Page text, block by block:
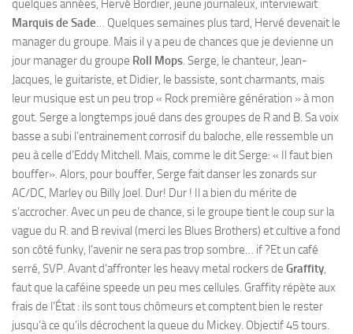
quelques années, Hervé Bordier, jeune journaleux, interviewait
Marquis de Sade… Quelques semaines plus tard, Hervé devenait le
manager du groupe. Mais il y a peu de chances que je devienne un
jour manager du groupe Roll Mops. Serge, le chanteur, Jean-
Jacques, le guitariste, et Didier, le bassiste, sont charmants, mais
leur musique est un peu trop « Rock première génération » à mon
gout. Serge a longtemps joué dans des groupes de R and B. Sa voix
basse a subi l’entrainement corrosif du baloche, elle ressemble un
peu à celle d’Eddy Mitchell. Mais, comme le dit Serge: « Il faut bien
bouffer». Alors, pour bouffer, Serge fait danser les zonards sur
AC/DC, Marley ou Billy Joel. Dur! Dur ! Il a bien du mérite de
s’accrocher. Avec un peu de chance, si le groupe tient le coup sur la
vague du R. and B revival (merci les Blues Brothers) et cultive a fond
son côté funky, l’avenir ne sera pas trop sombre… if ?Et un café
serré, SVP. Avant d’affronter les heavy metal rockers de Graffity,
faut que la caféine speede un peu mes cellules. Graffity répète aux
frais de l’État : ils sont tous chômeurs et comptent bien le rester
jusqu’à ce qu’ils décrochent la queue du Mickey. Objectif 45 tours.